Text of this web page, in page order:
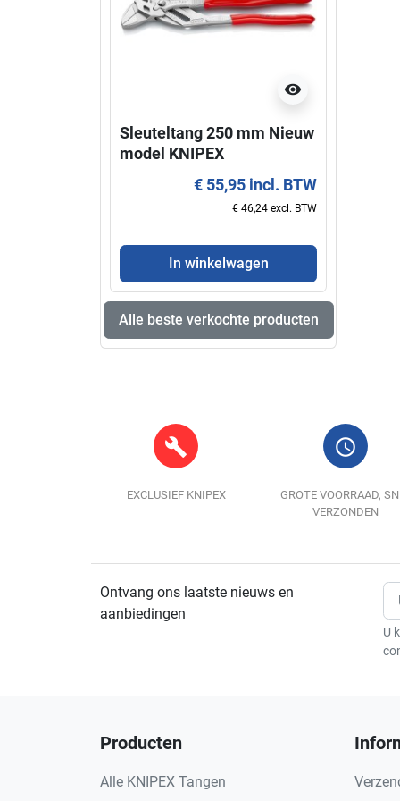
visibility
Sleuteltang 250 mm Nieuw
model KNIPEX
€ 55,95 incl. BTW
€ 46,24 excl. BTW
In winkelwagen
Alle beste verkochte producten
build
EXCLUSIEF KNIPEX
query_builder
GROTE VOORRAAD,
VERZONDEN
Ontvang ons laatste nieuws en
aanbiedingen
U
Producten
Alle KNIPEX Tangen